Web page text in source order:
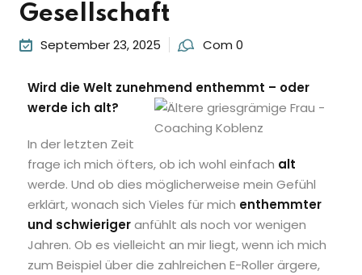
Gesellschaft
September 23, 2025 Com 0
Wird die Welt zunehmend enthemmt – oder
werde ich alt?
In der letzten Zeit
frage ich mich öfters, ob ich wohl einfach alt
werde. Und ob dies möglicherweise mein Gefühl
erklärt, wonach sich Vieles für mich enthemmter
und schwierigeranfühlt als noch vor wenigen
Jahren. Ob es vielleicht an mir liegt, wenn ich mich
zum Beispiel über die zahlreichen E-Roller ärgere,
Sign up
Already have an account?Sign in